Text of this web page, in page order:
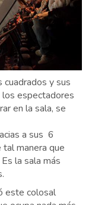
y sus
espectadores
en la sala, se
a sus 6
manera que
Es la sala más
este colosal